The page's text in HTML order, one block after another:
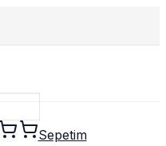
Sepetim